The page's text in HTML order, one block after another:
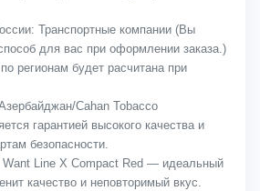
Транспортные компании (Вы
для вас при оформлении заказа.)
регионам будет расчитана при
Cahan Tobacco
гарантией высокого качества и
безопасности.
Want Line X Compact Red — идеальный
качество и неповторимый вкус.